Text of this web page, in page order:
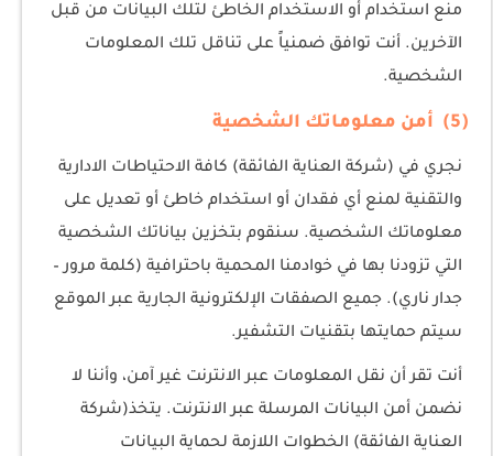
منع استخدام أو الاستخدام الخاطئ لتلك البيانات من قبل
الآخرين. أنت توافق ضمنياً على تناقل تلك المعلومات
الشخصية.
(5) أمن معلوماتك الشخصية
نجري في (شركة العناية الفائقة) كافة الاحتياطات الادارية
والتقنية لمنع أي فقدان أو استخدام خاطئ أو تعديل على
معلوماتك الشخصية. سنقوم بتخزين بياناتك الشخصية
التي تزودنا بها في خوادمنا المحمية باحترافية (كلمة مرور –
جدار ناري). جميع الصفقات الإلكترونية الجارية عبر الموقع
سيتم حمايتها بتقنيات التشفير.
أنت تقر أن نقل المعلومات عبر الانترنت غير آمن، وأننا لا
نضمن أمن البيانات المرسلة عبر الانترنت. يتخذ(شركة
العناية الفائقة) الخطوات اللازمة لحماية البيانات